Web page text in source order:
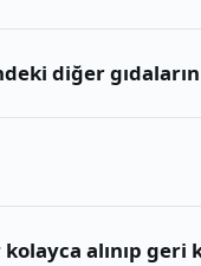
diğer
alınıp geri